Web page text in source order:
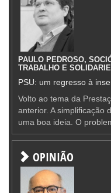
PAULO PEDROSO,
TRABALHO E
PSU: um regresso à
Volto ao tema da
anterior. A simplificação
uma boa ideia. O
OPINIÃO